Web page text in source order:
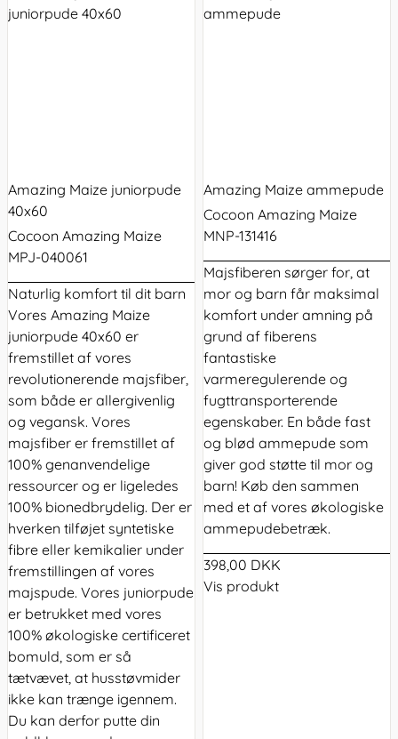
Amazing Maize juniorpude
40x60
Cocoon Amazing Maize
MPJ-040061
Naturlig komfort til dit barn
Vores Amazing Maize
juniorpude 40x60 er
fremstillet af vores
revolutionerende majsfiber,
som både er allergivenlig
og vegansk. Vores
majsfiber er fremstillet af
100% genanvendelige
ressourcer og er ligeledes
100% bionedbrydelig. Der er
hverken tilføjet syntetiske
fibre eller kemikalier under
fremstillingen af vores
majspude. Vores juniorpude
er betrukket med vores
100% økologiske certificeret
bomuld, som er så
tætvævet, at husstøvmider
ikke kan trænge igennem.
Du kan derfor putte din
Amazing Maize ammepude
Cocoon Amazing Maize
MNP-131416
Majsfiberen sørger for, at
mor og barn får maksimal
komfort under amning på
grund af fiberens
fantastiske
varmeregulerende og
fugttransporterende
egenskaber. En både fast
og blød ammepude som
giver god støtte til mor og
barn! Køb den sammen
med et af vores økologiske
ammepudebetræk.
398,00 DKK
Vis produkt